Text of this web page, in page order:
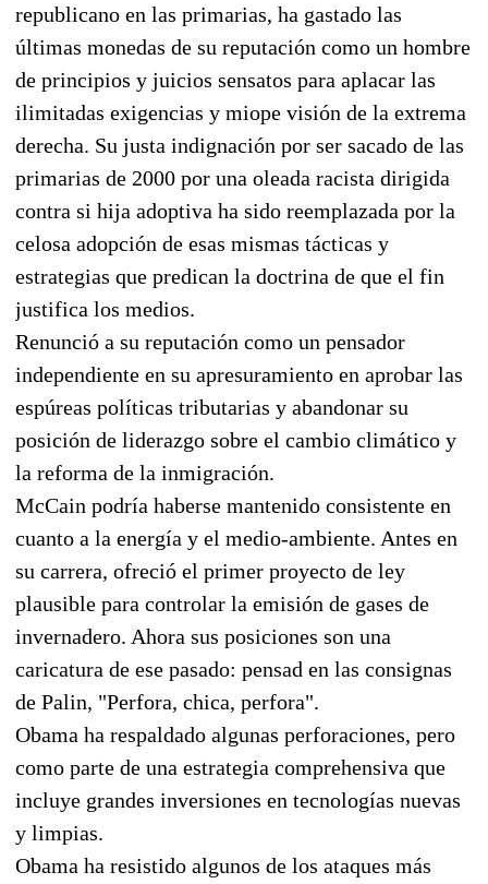
republicano en las primarias, ha gastado las
últimas monedas de su reputación como un hombre
de principios y juicios sensatos para aplacar las
ilimitadas exigencias y miope visión de la extrema
derecha. Su justa indignación por ser sacado de las
primarias de 2000 por una oleada racista dirigida
contra si hija adoptiva ha sido reemplazada por la
celosa adopción de esas mismas tácticas y
estrategias que predican la doctrina de que el fin
justifica los medios.
Renunció a su reputación como un pensador
independiente en su apresuramiento en aprobar las
espúreas políticas tributarias y abandonar su
posición de liderazgo sobre el cambio climático y
la reforma de la inmigración.
McCain podría haberse mantenido consistente en
cuanto a la energía y el medio-ambiente. Antes en
su carrera, ofreció el primer proyecto de ley
plausible para controlar la emisión de gases de
invernadero. Ahora sus posiciones son una
caricatura de ese pasado: pensad en las consignas
de Palin, "Perfora, chica, perfora".
Obama ha respaldado algunas perforaciones, pero
como parte de una estrategia comprehensiva que
incluye grandes inversiones en tecnologías nuevas
y limpias.
Obama ha resistido algunos de los ataques más